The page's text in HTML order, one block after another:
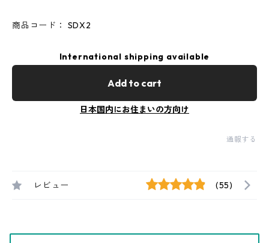
商品コード： SDX2
International shipping available
Add to cart
日本国内にお住まいの方向け
通報する
レビュー (55)